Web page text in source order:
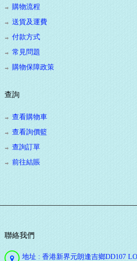
購物流程
送貨及運費
付款方式
常見問題
購物保障政策
查詢
查看購物車
查看詢價籃
查詢訂單
前往結賬
聯絡我們
地址 : 香港新界元朗逢吉鄉DD107